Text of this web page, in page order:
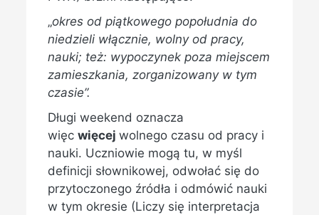
„okres od piątkowego popołudnia do
niedzieli włącznie, wolny od pracy,
nauki; też: wypoczynek poza miejscem
zamieszkania, zorganizowany w tym
czasie”.
Długi weekend oznacza
więcwięcejwolnego czasu od pracy i
nauki. Uczniowie mogą tu, w myśl
definicji słownikowej, odwołać się do
przytoczonego źródła i odmówić nauki
w tym okresie (Liczy się interpretacja